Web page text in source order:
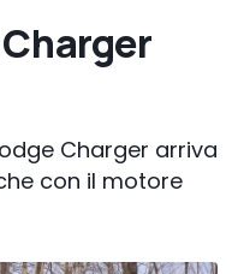
Charger arriva
con il motore